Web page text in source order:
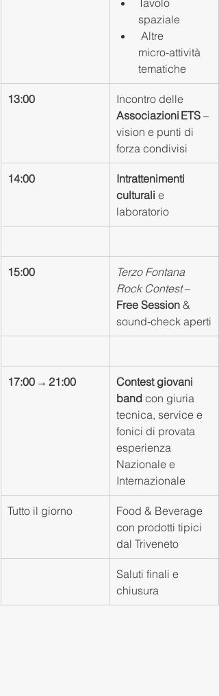
spaziale
micro‑attività
tematiche
13:00
Incontro delle
Associazioni ETS –
vision e punti di
forza condivisi
14:00
Intrattenimenti
culturali e
laboratorio
15:00
Terzo Fontana
Rock Contest –
Free Session &
sound‑check aperti
17:00 → 21:00
Contest giovani
band con giuria
tecnica, service e
fonici di provata
esperienza
Nazionale e
Internazionale
Tutto il giorno
Food & Beverage
con prodotti tipici
dal Triveneto
Saluti finali e
chiusura